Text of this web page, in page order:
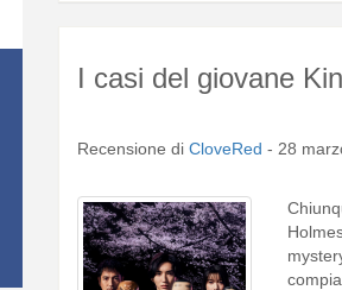
I casi del giovane
Recensione di CloveRed - 28